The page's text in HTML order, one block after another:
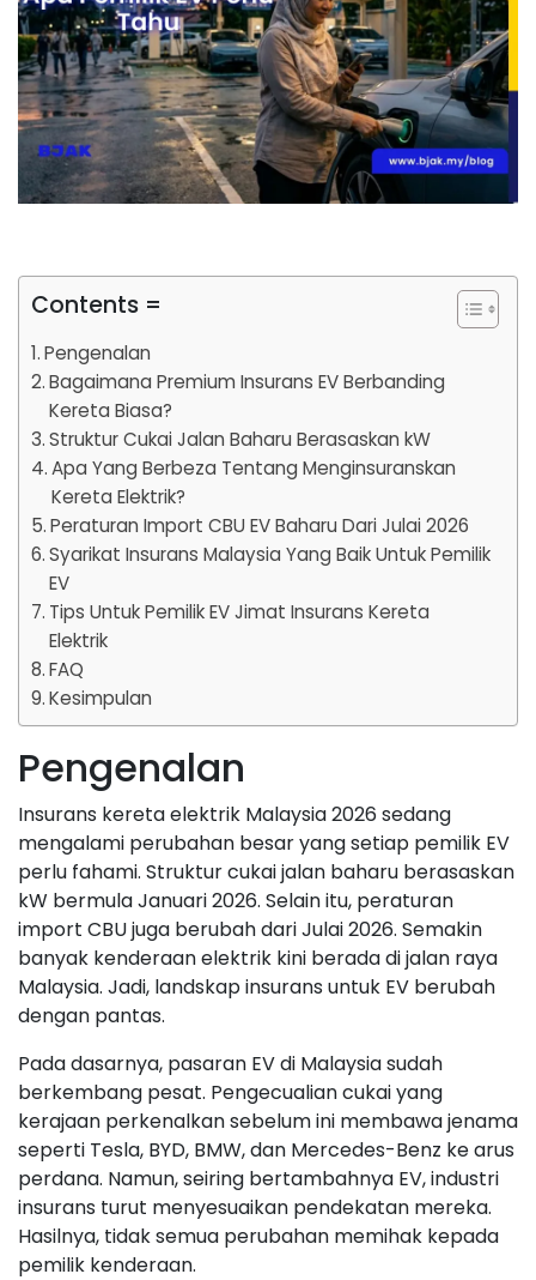
Contents =
Pengenalan
Bagaimana Premium Insurans EV Berbanding
Kereta Biasa?
Struktur Cukai Jalan Baharu Berasaskan kW
Apa Yang Berbeza Tentang Menginsuranskan
Kereta Elektrik?
Peraturan Import CBU EV Baharu Dari Julai 2026
Syarikat Insurans Malaysia Yang Baik Untuk Pemilik
EV
Tips Untuk Pemilik EV Jimat Insurans Kereta
Elektrik
FAQ
Kesimpulan
Pengenalan
Insurans kereta elektrik Malaysia 2026 sedang
mengalami perubahan besar yang setiap pemilik EV
perlu fahami. Struktur cukai jalan baharu berasaskan
kW bermula Januari 2026. Selain itu, peraturan
import CBU juga berubah dari Julai 2026. Semakin
banyak kenderaan elektrik kini berada di jalan raya
Malaysia. Jadi, landskap insurans untuk EV berubah
dengan pantas.
Pada dasarnya, pasaran EV di Malaysia sudah
berkembang pesat. Pengecualian cukai yang
kerajaan perkenalkan sebelum ini membawa jenama
seperti Tesla, BYD, BMW, dan Mercedes-Benz ke arus
perdana. Namun, seiring bertambahnya EV, industri
insurans turut menyesuaikan pendekatan mereka.
Hasilnya, tidak semua perubahan memihak kepada
pemilik kenderaan.